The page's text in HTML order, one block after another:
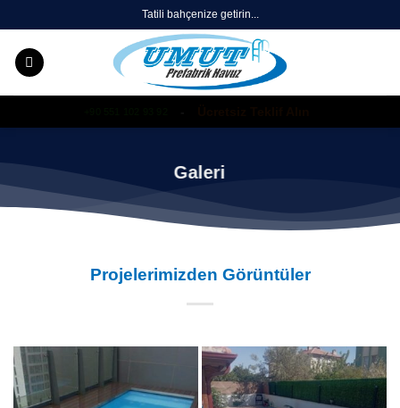
to
content
Tatili bahçenize getirin...
Galeri
Projelerimizden Görüntüler